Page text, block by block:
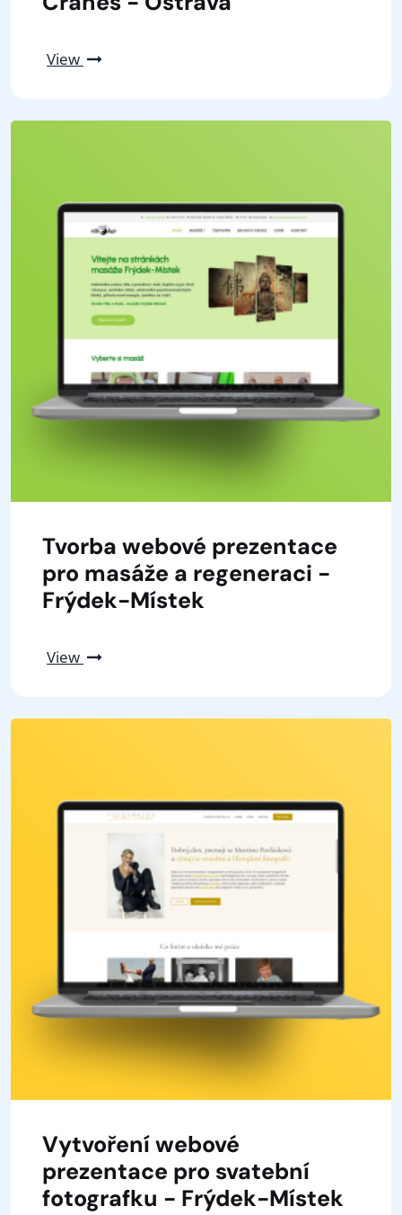
View
Tvorba webové prezentace
pro masáže a regeneraci -
Frýdek-Místek
View
Vytvoření webové
prezentace pro svatební
fotografku - Frýdek-Místek